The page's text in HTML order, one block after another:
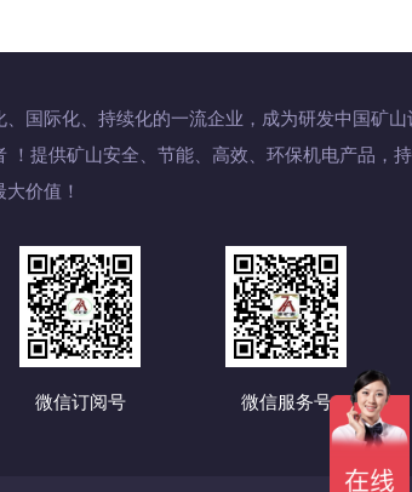
、国际化、持续化的一流企业，成为研发中国矿山
！提供矿山安全、节能、高效、环保机电产品，
大价值！
微信订阅号 微信服务号